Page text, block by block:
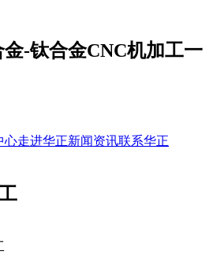
-钛合金CNC机加工一
心走进华正新闻资讯联系华正